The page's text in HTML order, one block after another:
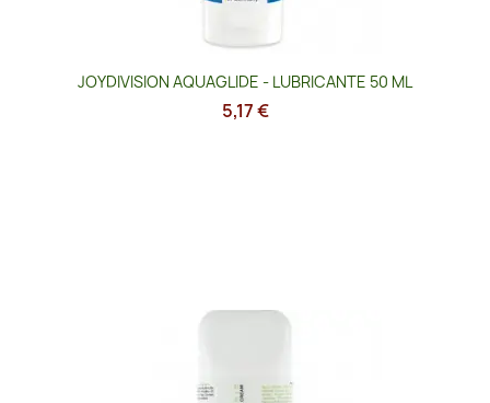
JOYDIVISION AQUAGLIDE - LUBRICANTE 50 ML
5,17 €